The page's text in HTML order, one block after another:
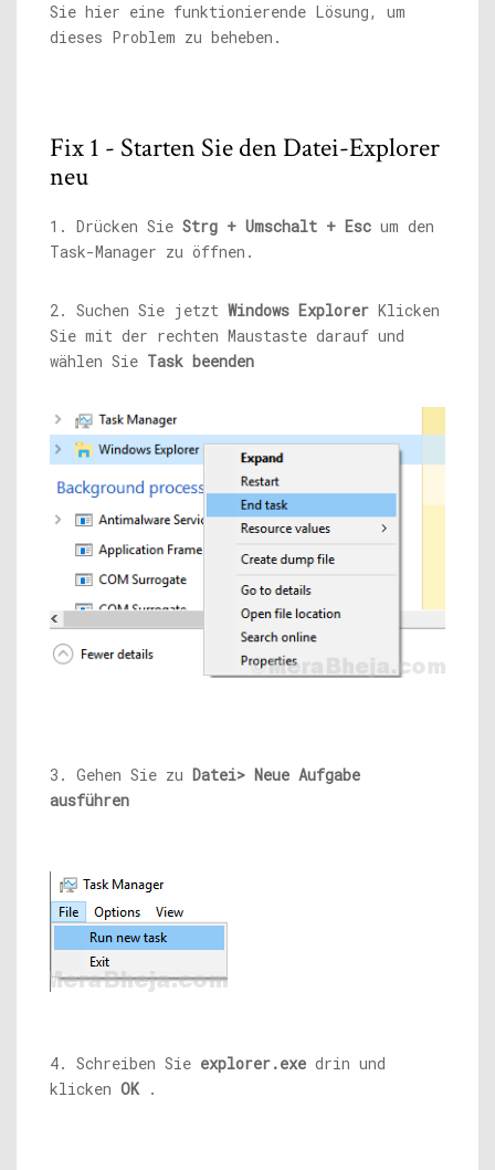
Sie hier eine funktionierende Lösung, um
dieses Problem zu beheben.
Fix 1 - Starten Sie den Datei-Explorer
neu
1. Drücken Sie Strg + Umschalt + Esc um den
Task-Manager zu öffnen.
2. Suchen Sie jetzt Windows Explorer Klicken
Sie mit der rechten Maustaste darauf und
wählen Sie Task beenden
3. Gehen Sie zu Datei> Neue Aufgabe
ausführen
4. Schreiben Sie explorer.exe drin und
klicken OK.